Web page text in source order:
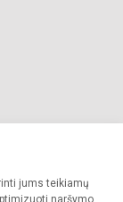
jums teikiamų
naršymo
saugomos.